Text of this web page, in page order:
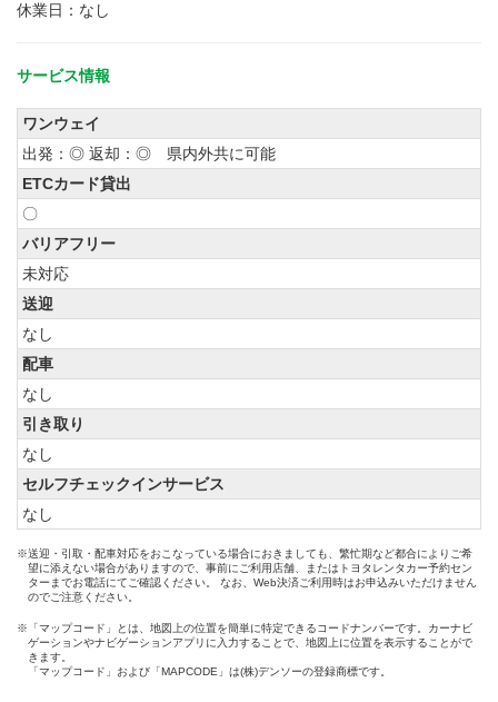
休業日：なし
サービス情報
ワンウェイ
出発：◎ 返却：◎ 県内外共に可能
ETCカード貸出
〇
バリアフリー
未対応
送迎
なし
配車
なし
引き取り
なし
セルフチェックインサービス
なし
※送迎・引取・配車対応をおこなっている場合におきましても、繁忙期など都合によりご希
望に添えない場合がありますので、事前にご利用店舗、またはトヨタレンタカー予約セン
ターまでお電話にてご確認ください。 なお、Web決済ご利用時はお申込みいただけません
のでご注意ください。
※「マップコード」とは、地図上の位置を簡単に特定できるコードナンバーです。カーナビ
ゲーションやナビゲーションアプリに入力することで、地図上に位置を表示することがで
きます。
「マップコード」および「MAPCODE」は(株)デンソーの登録商標です。